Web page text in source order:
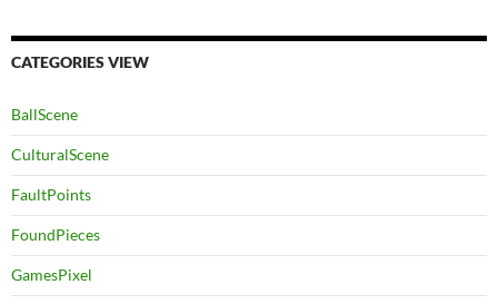
CATEGORIES VIEW
BallScene
CulturalScene
FaultPoints
FoundPieces
GamesPixel